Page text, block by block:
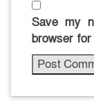
Save my
browser